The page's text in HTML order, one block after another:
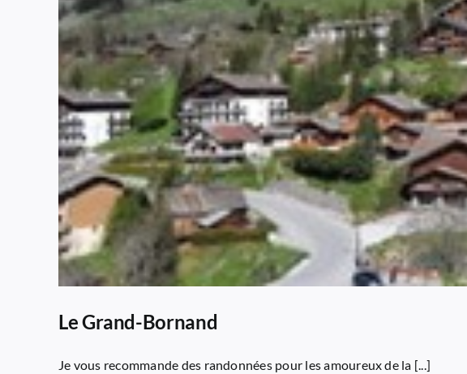
Le Grand-Bornand
Je vous recommande des randonnées pour les amoureux de la [...]